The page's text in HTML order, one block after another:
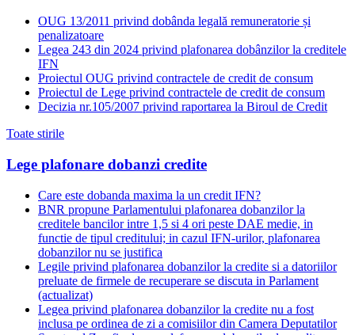
OUG 13/2011 privind dobânda legală remuneratorie și
penalizatoare
Legea 243 din 2024 privind plafonarea dobânzilor la creditele
IFN
Proiectul OUG privind contractele de credit de consum
Proiectul de Lege privind contractele de credit de consum
Decizia nr.105/2007 privind raportarea la Biroul de Credit
Toate stirile
Lege plafonare dobanzi credite
Care este dobanda maxima la un credit IFN?
BNR propune Parlamentului plafonarea dobanzilor la
creditele bancilor intre 1,5 si 4 ori peste DAE medie, in
functie de tipul creditului; in cazul IFN-urilor, plafonarea
dobanzilor nu se justifica
Legile privind plafonarea dobanzilor la credite si a datoriilor
preluate de firmele de recuperare se discuta in Parlament
(actualizat)
Legea privind plafonarea dobanzilor la credite nu a fost
inclusa pe ordinea de zi a comisiilor din Camera Deputatilor